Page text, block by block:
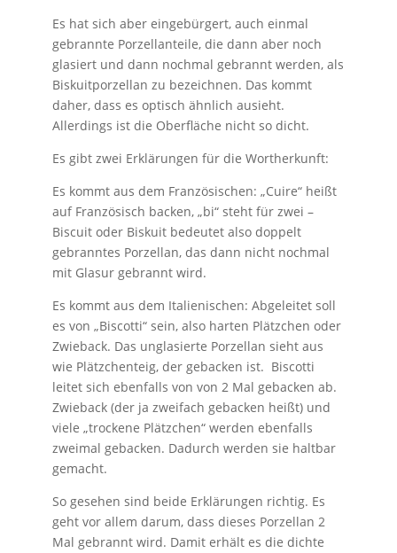
Es hat sich aber eingebürgert, auch einmal
gebrannte Porzellanteile, die dann aber noch
glasiert und dann nochmal gebrannt werden, als
Biskuitporzellan zu bezeichnen. Das kommt
daher, dass es optisch ähnlich ausieht.
Allerdings ist die Oberfläche nicht so dicht.
Es gibt zwei Erklärungen für die Wortherkunft:
Es kommt aus dem Französischen: „Cuire“ heißt
auf Französisch backen, „bi“ steht für zwei –
Biscuit oder Biskuit bedeutet also doppelt
gebranntes Porzellan, das dann nicht nochmal
mit Glasur gebrannt wird.
Es kommt aus dem Italienischen: Abgeleitet soll
es von „Biscotti“ sein, also harten Plätzchen oder
Zwieback. Das unglasierte Porzellan sieht aus
wie Plätzchenteig, der gebacken ist. Biscotti
leitet sich ebenfalls von von 2 Mal gebacken ab.
Zwieback (der ja zweifach gebacken heißt) und
viele „trockene Plätzchen“ werden ebenfalls
zweimal gebacken. Dadurch werden sie haltbar
gemacht.
So gesehen sind beide Erklärungen richtig. Es
geht vor allem darum, dass dieses Porzellan 2
Mal gebrannt wird. Damit erhält es die dichte